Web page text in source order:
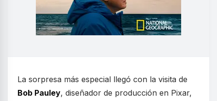
La sorpresa más especial llegó con la visita de
Bob Pauley, diseñador de producción en Pixar,